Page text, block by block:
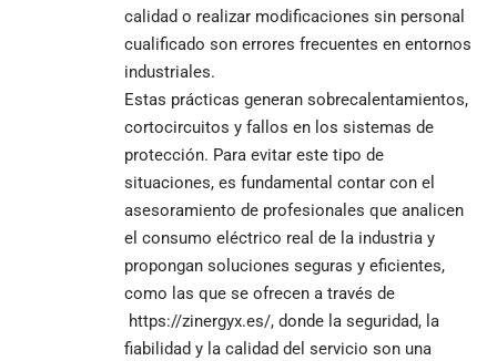
calidad o realizar modificaciones sin personal
cualificado son errores frecuentes en entornos
industriales.
Estas prácticas generan sobrecalentamientos,
cortocircuitos y fallos en los sistemas de
protección. Para evitar este tipo de
situaciones, es fundamental contar con el
asesoramiento de profesionales que analicen
el consumo eléctrico real de la industria y
propongan soluciones seguras y eficientes,
como las que se ofrecen a través de
https://zinergyx.es/, donde la seguridad, la
fiabilidad y la calidad del servicio son una